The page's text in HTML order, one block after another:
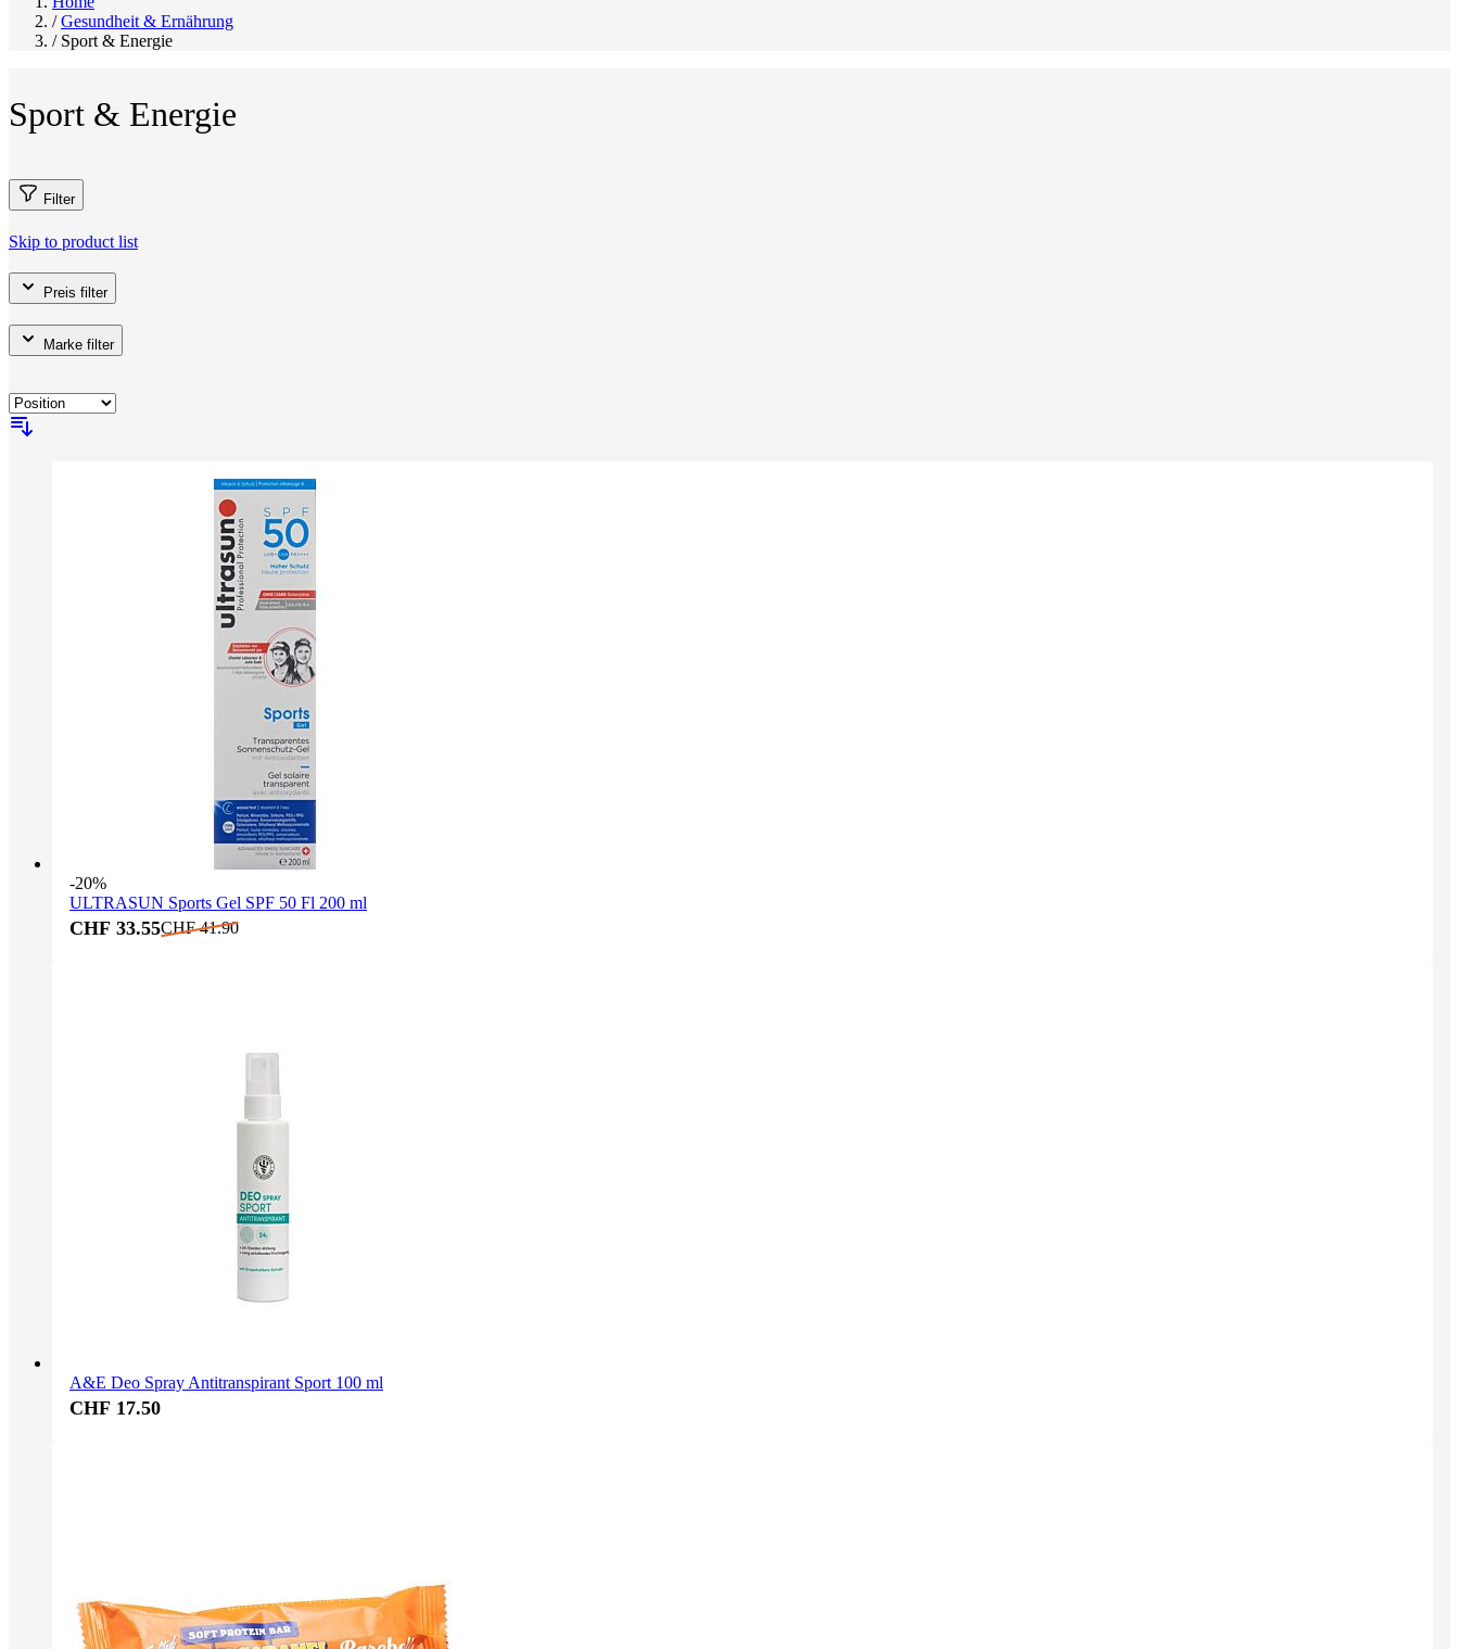
/ Gesundheit & Ernährung
/ Sport & Energie
Sport & Energie
Filter
Skip to product list
Preis filter
Marke filter
-20%
ULTRASUN Sports Gel SPF 50 Fl 200 ml
CHF 33.55CHF 41.90
A&E Deo Spray Antitranspirant Sport 100 ml
CHF 17.50